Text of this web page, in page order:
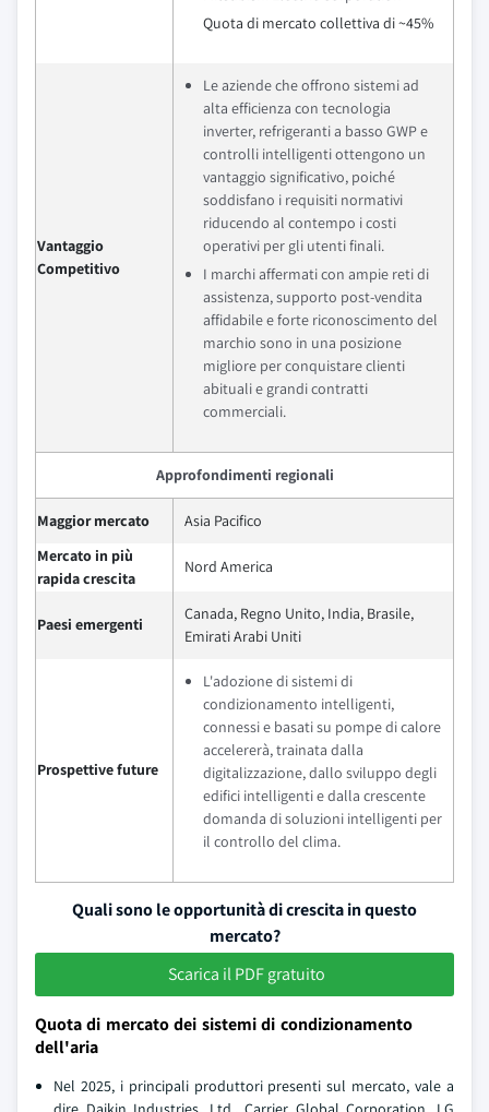
Quota di mercato collettiva di ~45%
Vantaggio
Competitivo
Le aziende che offrono sistemi ad
alta efficienza con tecnologia
inverter, refrigeranti a basso GWP e
controlli intelligenti ottengono un
vantaggio significativo, poiché
soddisfano i requisiti normativi
riducendo al contempo i costi
operativi per gli utenti finali.
I marchi affermati con ampie reti di
assistenza, supporto post-vendita
affidabile e forte riconoscimento del
marchio sono in una posizione
migliore per conquistare clienti
abituali e grandi contratti
commerciali.
Approfondimenti regionali
Maggior mercato
Asia Pacifico
Mercato in più
rapida crescita
Nord America
Paesi emergenti
Canada, Regno Unito, India, Brasile,
Emirati Arabi Uniti
Prospettive future
L'adozione di sistemi di
condizionamento intelligenti,
connessi e basati su pompe di calore
accelererà, trainata dalla
digitalizzazione, dallo sviluppo degli
edifici intelligenti e dalla crescente
domanda di soluzioni intelligenti per
il controllo del clima.
Quali sono le opportunità di crescita in questo
mercato?
Scarica il PDF gratuito
Quota di mercato dei sistemi di condizionamento
dell'aria
Nel 2025, i principali produttori presenti sul mercato, vale a